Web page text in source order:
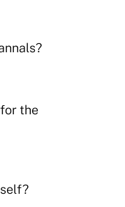
the